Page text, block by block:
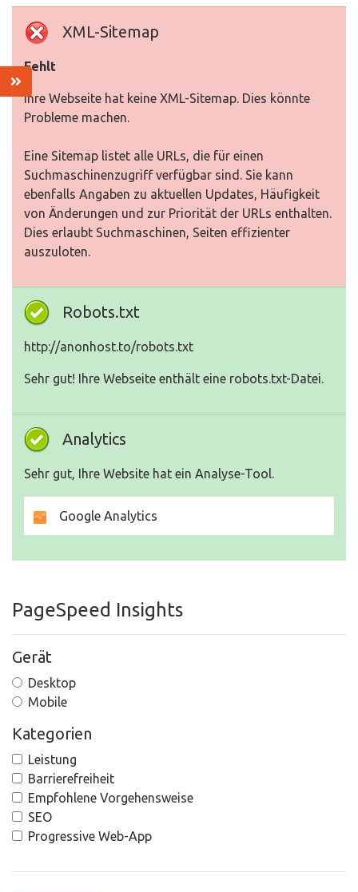
XML-Sitemap
Fehlt
Ihre Webseite hat keine XML-Sitemap. Dies könnte
Probleme machen.
Eine Sitemap listet alle URLs, die für einen
Suchmaschinenzugriff verfügbar sind. Sie kann
ebenfalls Angaben zu aktuellen Updates, Häufigkeit
von Änderungen und zur Priorität der URLs enthalten.
Dies erlaubt Suchmaschinen, Seiten effizienter
auszuloten.
Robots.txt
http://anonhost.to/robots.txt
Sehr gut! Ihre Webseite enthält eine robots.txt-Datei.
Analytics
Sehr gut, Ihre Website hat ein Analyse-Tool.
Google Analytics
PageSpeed Insights
Gerät
Desktop
Mobile
Kategorien
Leistung
Barrierefreiheit
Empfohlene Vorgehensweise
SEO
Progressive Web-App